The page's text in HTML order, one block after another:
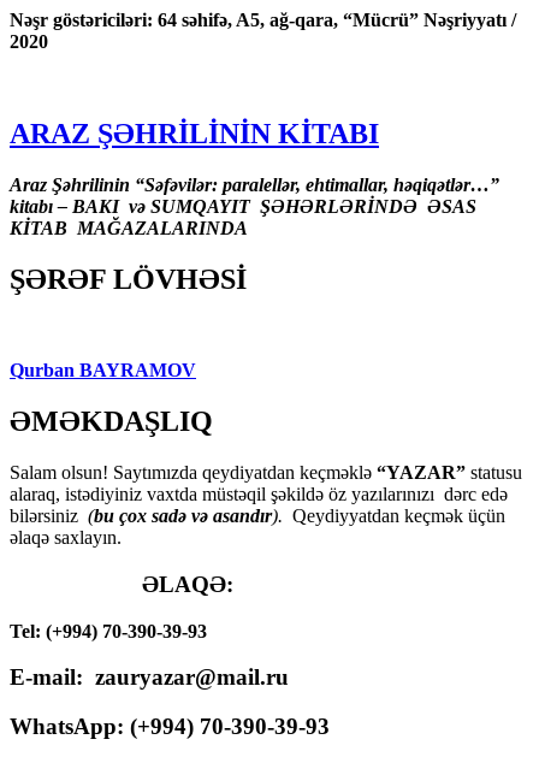
Nəşr göstəriciləri: 64 səhifə, A5, ağ-qara, “Mücrü” Nəşriyyatı /
2020
ARAZ ŞƏHRİLİNİN KİTABI
Araz Şəhrilinin “Səfəvilər: paralellər, ehtimallar, həqiqətlər…”
kitabı – BAKI və SUMQAYIT ŞƏHƏRLƏRİNDƏ ƏSAS
KİTAB MAĞAZALARINDA
ŞƏRƏF LÖVHƏSİ
Qurban BAYRAMOV
ƏMƏKDAŞLIQ
Salam olsun! Saytımızda qeydiyatdan keçməklə “YAZAR” statusu
alaraq, istədiyiniz vaxtda müstəqil şəkildə öz yazılarınızı dərc edə
bilərsiniz (bu çox sadə və asandır). Qeydiyyatdan keçmək üçün
əlaqə saxlayın.
ƏLAQƏ:
Tel: (+994) 70-390-39-93
E-mail: zauryazar@mail.ru
WhatsApp: (+994) 70-390-39-93